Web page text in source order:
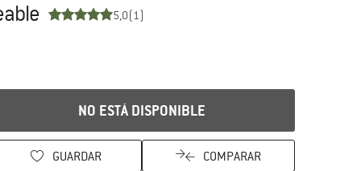
5,0(1)
NO ESTÁ DISPONIBLE
GUARDAR COMPARAR